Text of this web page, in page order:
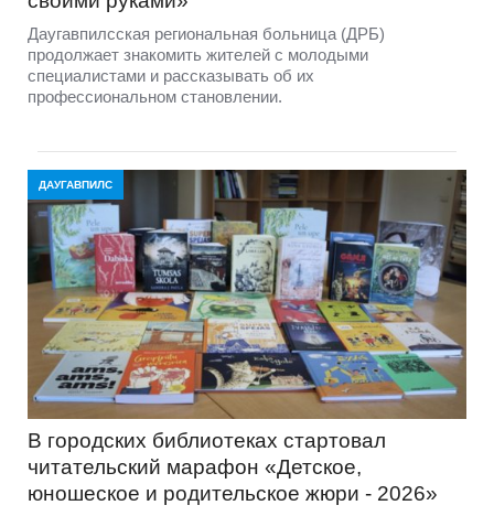
Даугавпилсская региональная больница (ДРБ)
продолжает знакомить жителей с молодыми
специалистами и рассказывать об их
профессиональном становлении.
ДАУГАВПИЛС
В городских библиотеках стартовал
читательский марафон «Детское,
юношеское и родительское жюри - 2026»